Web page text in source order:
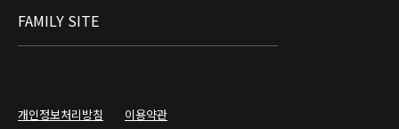
FAMILY SITE
개인정보처리방침 이용약관